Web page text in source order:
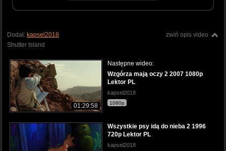
zwiń opis video
Dodał: kapsel2018
Shutter Island
01:29:58
Następne wideo:
Wzgórza mają oczy 2 2007 1080p
Lektor PL
kapsel2018
1080p
Wszystkie psy idą do nieba 2 1996
720p Lektor PL
kapsel2018